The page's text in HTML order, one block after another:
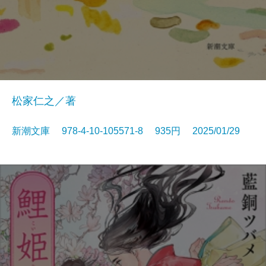
松家仁之／著
新潮文庫 978-4-10-105571-8 935円 2025/01/29